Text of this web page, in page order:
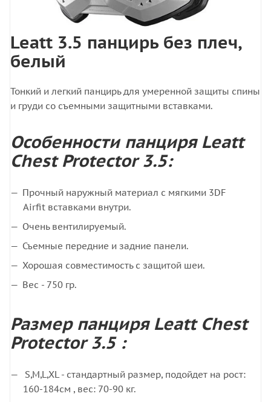
Leatt 3.5 панцирь без плеч,
белый
Тонкий и легкий панцирь для умеренной защиты спины
и груди со съемными защитными вставками.
Особенности панциря Leatt
Chest Protector 3.5:
Прочный наружный материал с мягкими 3DF
Airfit вставками внутри.
Очень вентилируемый.
Съемные передние и задние панели.
Хорошая совместимость с защитой шеи.
Вес - 750 гр.
Размер панциря Leatt Chest
Protector 3.5 :
S,M,L,XL - стандартный размер, подойдет на рост:
160-184см , вес: 70-90 кг.